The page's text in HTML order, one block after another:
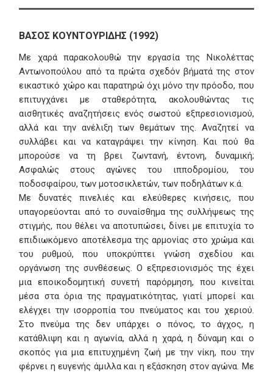
ΒΑΣΟΣ ΚΟΥΝΤΟΥΡΙΔΗΣ (1992)
Με χαρά παρακολουθώ την εργασία της Νικολέττας
Αντωνοπούλου από τα πρώτα σχεδόν βήματά της στον
εικαστικό χώρο και παρατηρώ όχι μόνο την πρόοδο, που
επιτυγχάνει με σταθερότητα, ακολουθώντας τις
αισθητικές αναζητήσεις ενός σωστού εξπρεσιονισμού,
αλλά και την ανέλιξη των θεμάτων της. Αναζητεί να
συλλάβει και να καταγράψει την κίνηση. Και πού θα
μπορούσε να τη βρει ζωντανή, έντονη, δυναμική;
Ασφαλώς στους αγώνες του ιπποδρομίου, του
ποδοσφαίρου, των μοτοσικλετών, των ποδηλάτων κ.ά.
Με δυνατές πινελιές και ελεύθερες κινήσεις, που
υπαγορεύονται από το συναίσθημα της συλλήψεως της
στιγμής, που θέλει να αποτυπώσει, δίνει με επιτυχία το
επιδιωκόμενο αποτέλεσμα της αρμονίας στο χρώμα και
του ρυθμού, που υποκρύπτει γνώση σχεδίου και
οργάνωση της συνθέσεως. Ο εξπρεσιονισμός της έχει
μια εποικοδομητική συνετή παρόρμηση, που κινείται
μέσα στα όρια της πραγματικότητας, γιατί μπορεί και
ελέγχει την ισορροπία του πνεύματος και του χεριού.
Στο πνεύμα της δεν υπάρχει ο πόνος, το άγχος, η
κατάθλιψη και η αγωνία, αλλά η χαρά, η δύναμη και ο
σκοπός για μια επιτυχημένη ζωή με την νίκη, που την
φέρνει η ευγενής άμιλλα και η εξάσκηση στον αγώνα. Με